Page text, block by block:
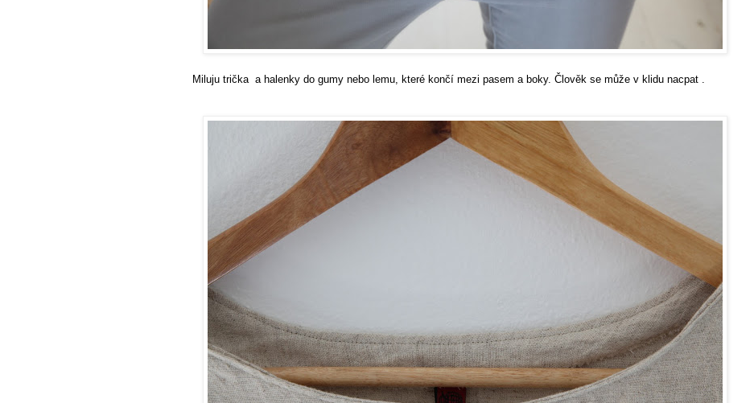
Miluju trička a halenky do gumy nebo lemu, které končí mezi pasem a boky. Člověk se může v klidu nacpat .